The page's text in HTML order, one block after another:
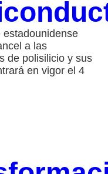
estadounidense
a las
de polisilicio y sus
en vigor el 4